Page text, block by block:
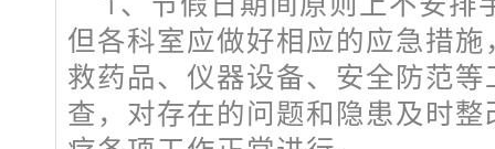
但各科室应做好相应的应急措
救药品、仪器设备、安全防范
查，对存在的问题和隐患及时